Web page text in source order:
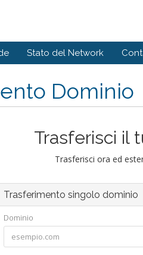
Stato del Network
Dominio
Trasferisci il
Trasferisci ora ed
Trasferimento singolo dominio
Dominio